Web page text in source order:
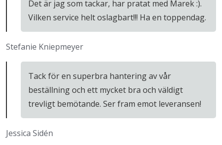
Det är jag som tackar, har pratat med Marek :).
Vilken service helt oslagbart!!! Ha en toppendag.
Stefanie Kniepmeyer
Tack för en superbra hantering av vår
beställning och ett mycket bra och väldigt
trevligt bemötande. Ser fram emot leveransen!
Jessica Sidén